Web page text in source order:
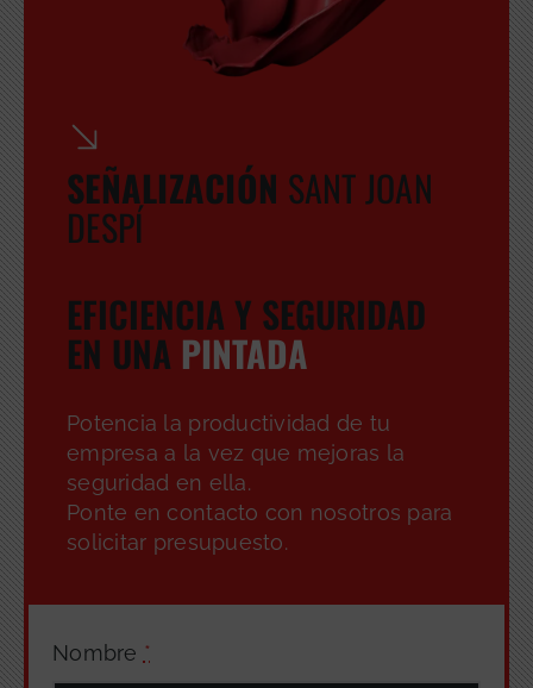
Nombre *
SEÑALIZACIÓN SANT JOAN
DESPÍ
EFICIENCIA Y SEGURIDAD
EN UNA PINTADA
Potencia la productividad de tu
empresa a la vez que mejoras la
seguridad en ella.
Ponte en contacto con nosotros para
solicitar presupuesto.
GRATUITA